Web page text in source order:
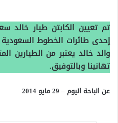
تم تعيين الكابتن طيار
إحدى طائرات الخطوط
والد خالد يعتبر من الطيارين
تهانينا وبالتوفيق.
عن الباحة اليوم – 29 مايو 2014